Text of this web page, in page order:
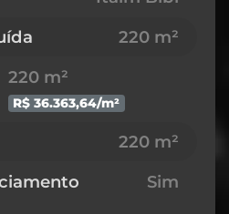
220 m²
220 m²
R$ 36.363,64/m²
220 m²
Sim